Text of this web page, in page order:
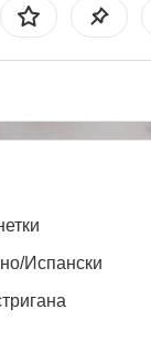
Испански